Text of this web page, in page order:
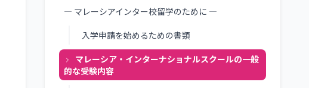
― マレーシアインター校留学のために ―
入学申請を始めるための書類
マレーシア・インターナショナルスクールの一般
的な受験内容